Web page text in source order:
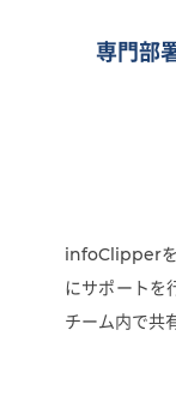
専門部
infoClipperを
にサポートを
チーム内で共